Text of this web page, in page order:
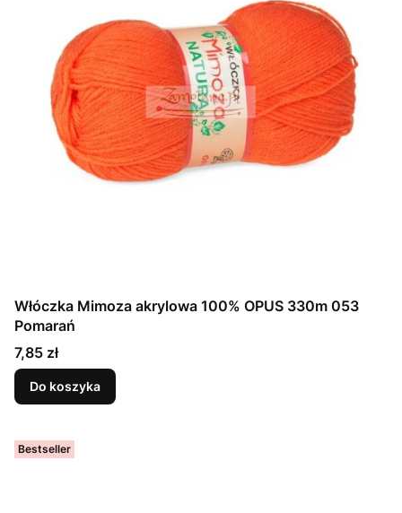
Włóczka Mimoza akrylowa 100% OPUS 330m 053
Pomarań
Cena
7,85 zł
Do koszyka
Bestseller